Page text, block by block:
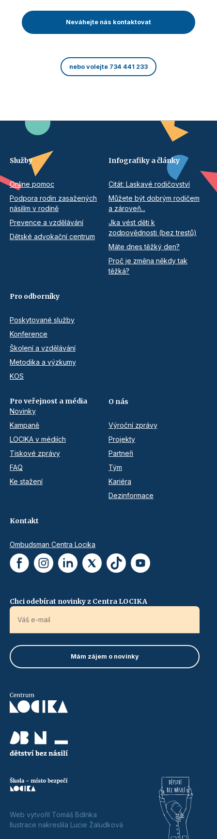
Neváhejte nás kontaktovat
nebo volejte 734 441 233
Služby
Online pomoc
Podpora rodin zasažených
násilím v rodině
Prevence a vzdělávání
Dětské advokační centrum
Infografiky a články
Citát: Laskavé rodičovství
Můžete být dobrým rodičem
a zároveň...
Jka vést děti k
zodpovědnosti (bez trestů)
Máte dnes těžký den?
Proč je změna někdy tak
těžká?
Pro odborníky
Poskytované služby
Konference
Školení a vzdělávání
Metodika a výzkumy
KOS
Pro veřejnost a média
Novinky
Kampaně
LOCIKA v médiích
Tiskové zprávy
FAQ
Ke stažení
O nás
Výroční zprávy
Projekty
Partneři
Tým
Kariéra
Dezinformace
Kontakt
Ombudsman Centra Locika
Chci odebírat novinky z Centra LOCIKA
Web vytvořil Tomáš Bdínka
Ilustrace nakreslila Lucie Žaludková